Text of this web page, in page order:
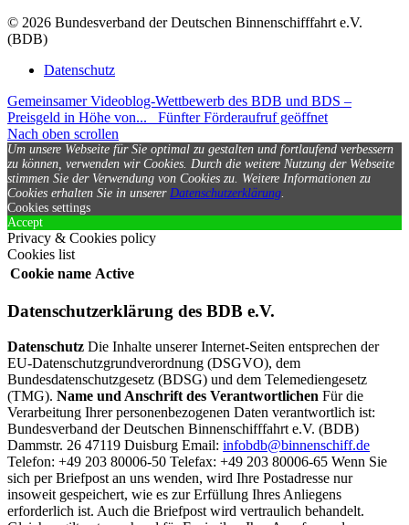
© 2026 Bundesverband der Deutschen Binnenschifffahrt e.V.
(BDB)
Datenschutz
Gemeinsamer Videoblog-Wettbewerb des BDB und BDS –
Preisgeld in Höhe von...
Fünfter Förderaufruf geöffnet
Nach oben scrollen
Um unsere Webseite für Sie optimal zu gestalten und fortlaufend verbessern
zu können, verwenden wir Cookies. Durch die weitere Nutzung der Webseite
stimmen Sie der Verwendung von Cookies zu. Weitere Informationen zu
Cookies erhalten Sie in unserer Datenschutzerklärung
Cookies settings
Accept
Privacy & Cookies policy
Cookies list
Cookie name Active
Datenschutzerklärung des BDB e.V.
Datenschutz Die Inhalte unserer Internet-Seiten entsprechen der
EU-Datenschutzgrundverordnung (DSGVO), dem
Bundesdatenschutzgesetz (BDSG) und dem Telemediengesetz
(TMG). Name und Anschrift des Verantwortlichen Für die
Verarbeitung Ihrer personenbezogenen Daten verantwortlich ist:
Bundesverband der Deutschen Binnenschifffahrt e.V. (BDB)
Dammstr. 26 47119 Duisburg Email: infobdb@binnenschiff.de
Telefon: +49 203 80006-50 Telefax: +49 203 80006-65 Wenn Sie
sich per Briefpost an uns wenden, wird Ihre Postadresse nur
insoweit gespeichert, wie es zur Erfüllung Ihres Anliegens
erforderlich ist. Auch die Briefpost wird vertraulich behandelt.